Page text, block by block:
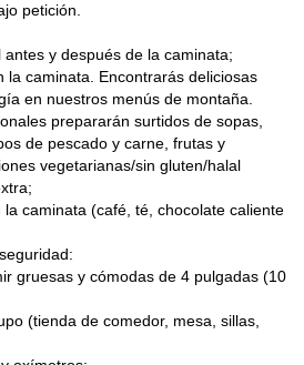
petición.
antes y después de la caminata;
la caminata. Encontrarás deliciosas
en nuestros menús de montaña.
prepararán surtidos de sopas,
de pescado y carne, frutas y
vegetarianas/sin gluten/halal
la caminata (café, té, chocolate caliente
gruesas y cómodas de 4 pulgadas (10
(tienda de comedor, mesa, sillas,